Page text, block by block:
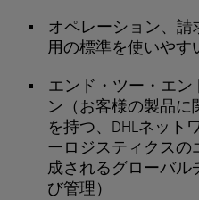
オペレーション、
用の標準を使いやす
エンド・ツー・エン
ン（お客様の製品に
を持つ、DHLネット
ーロジスティクスの
成されるグローバル
び管理）